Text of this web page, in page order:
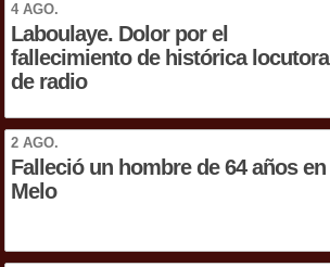
4 AGO.
Laboulaye. Dolor por el
fallecimiento de histórica locutora
de radio
2 AGO.
Falleció un hombre de 64 años en
Melo